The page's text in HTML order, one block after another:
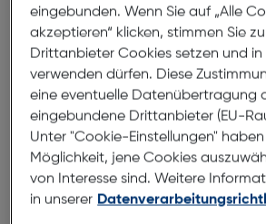
18mm
53mm
150mm
eingebunden. Wenn Sie auf „Alle
akzeptieren“ klicken, stimmen Sie
Drittanbieter Cookies setzen und in
verwenden dürfen. Diese
eine eventuelle Datenübertragung
eingebundene Drittanbieter (EU-
Unter "Cookie-Einstellungen" haben
Möglichkeit, jene Cookies
von Interesse sind. Weitere
in unserer